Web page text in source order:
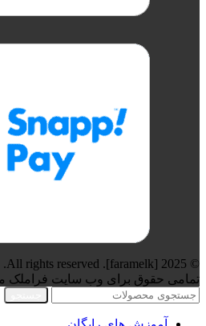
© 2025 [faramelk]. All rights reserved.
تمامی حقوق برای وب سایت فراملک